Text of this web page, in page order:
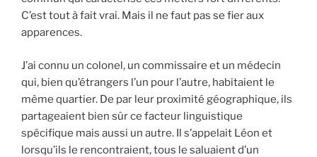
C’est tout à fait vrai. Mais il ne faut pas se fier aux
apparences.
J’ai connu un colonel, un commissaire et un médecin
qui, bien qu’étrangers l’un pour l’autre, habitaient le
même quartier. De par leur proximité géographique, ils
partageaient bien sûr ce facteur linguistique
spécifique mais aussi un autre. Il s’appelait Léon et
lorsqu’ils le rencontraient, tous le saluaient d’un